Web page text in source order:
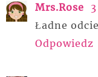
Mrs.Rose
Ładne
Odpowiedz